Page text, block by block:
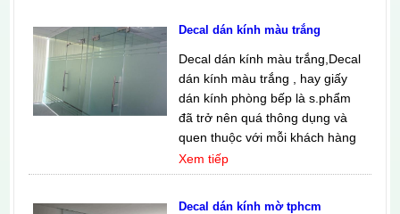
Decal dán kính màu trắng
Decal dán kính màu trắng,Decal
dán kính màu trắng , hay giấy
dán kính phòng bếp là s.phẩm
đã trở nên quá thông dụng và
quen thuộc với mỗi khách hàng
Xem tiếp
Decal dán kính mờ tphcm